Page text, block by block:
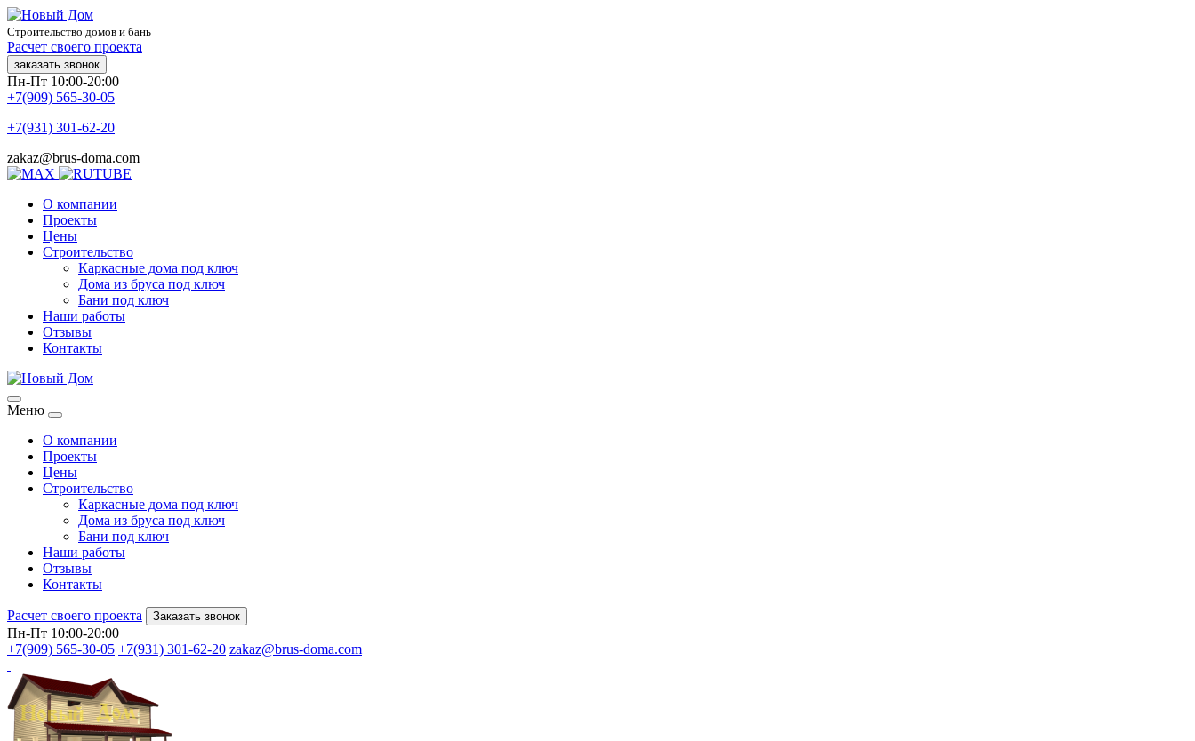
Строительство домов и бань
Расчет своего проекта
заказать звонок
Пн-Пт 10:00-20:00
+7(909) 565-30-05
+7(931) 301-62-20
zakaz@brus-doma.com
О компании
Проекты
Цены
Строительство
Каркасные дома под ключ
Дома из бруса под ключ
Бани под ключ
Наши работы
Отзывы
Контакты
Меню
О компании
Проекты
Цены
Строительство
Каркасные дома под ключ
Дома из бруса под ключ
Бани под ключ
Наши работы
Отзывы
Контакты
Расчет своего проекта Заказать звонок
Пн-Пт 10:00-20:00
+7(909) 565-30-05 +7(931) 301-62-20 zakaz@brus-doma.com